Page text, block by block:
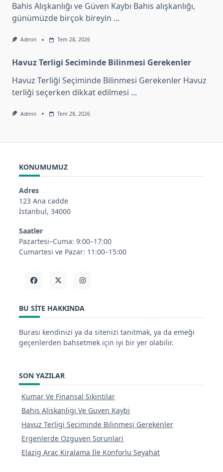
Bahis Alışkanlığı ve Güven Kaybı Bahis alışkanlığı,
günümüzde birçok bireyin ...
Admin Tem 28, 2026
Havuz Terligi Seciminde Bilinmesi Gerekenler
Havuz Terliği Seçiminde Bilinmesi Gerekenler Havuz
terliği seçerken dikkat edilmesi ...
Admin Tem 28, 2026
KONUMUMUZ
Adres
123 Ana cadde
İstanbul, 34000
Saatler
Pazartesi–Cuma: 9:00–17:00
Cumartesi ve Pazar: 11:00–15:00
BU SITE HAKKINDA
Burası kendinizi ya da sitenizi tanıtmak, ya da emeği
geçenlerden bahsetmek için iyi bir yer olabilir.
SON YAZILAR
Kumar Ve Finansal Sikintilar
Bahis Aliskanligi Ve Guven Kaybi
Havuz Terligi Seciminde Bilinmesi Gerekenler
Ergenlerde Ozguven Sorunlari
Elazig Arac Kiralama İle Konforlu Seyahat